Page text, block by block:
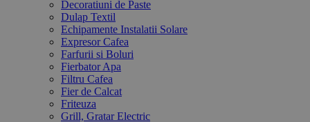
Decoratiuni de Paste
Dulap Textil
Echipamente Instalatii Solare
Expresor Cafea
Farfurii si Boluri
Fierbator Apa
Filtru Cafea
Fier de Calcat
Friteuza
Grill, Gratar Electric